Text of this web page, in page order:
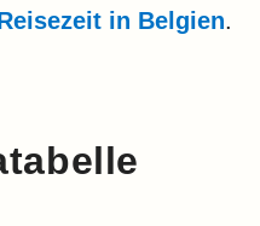
in Belgien.